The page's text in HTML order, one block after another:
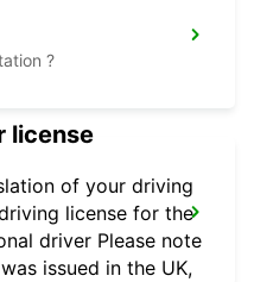
?
license
of your driving
license for the
driver Please note
issued in the UK,